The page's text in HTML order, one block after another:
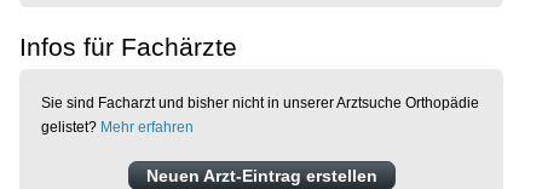
Infos für Fachärzte
Sie sind Facharzt und bisher nicht in unserer Arztsuche Orthopädie
gelistet? Mehr erfahren
Neuen Arzt-Eintrag erstellen